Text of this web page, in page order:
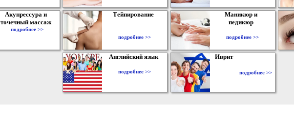
Акупрессура и
точечный массаж
подробнее >>
Тейпирование
подробнее >>
Маникюр и
педикюр
подробнее >>
Английский язык
подробнее >>
Иврит
подробнее >>